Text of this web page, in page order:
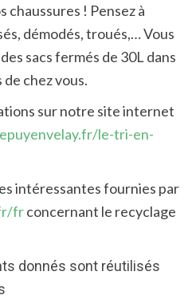
chaussures ! Pensez à
démodés, troués,… Vous
sacs fermés de 30L dans
chez vous.
sur notre site internet
le-tri-en-
intéressantes fournies par
frconcernant le recyclage
donnés sont réutilisés